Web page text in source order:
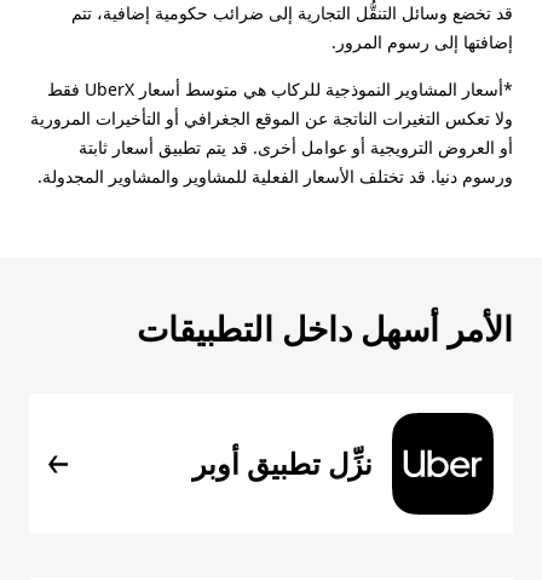
قد تخضع وسائل التنقُّل التجارية إلى ضرائب حكومية إضافية، تتم
إضافتها إلى رسوم المرور.
*أسعار المشاوير النموذجية للركاب هي متوسط أسعار UberX فقط
ولا تعكس التغيرات الناتجة عن الموقع الجغرافي أو التأخيرات المرورية
أو العروض الترويجية أو عوامل أخرى. قد يتم تطبيق أسعار ثابتة
ورسوم دنيا. قد تختلف الأسعار الفعلية للمشاوير والمشاوير المجدولة.
الأمر أسهل داخل التطبيقات
نزِّل تطبيق أوبر